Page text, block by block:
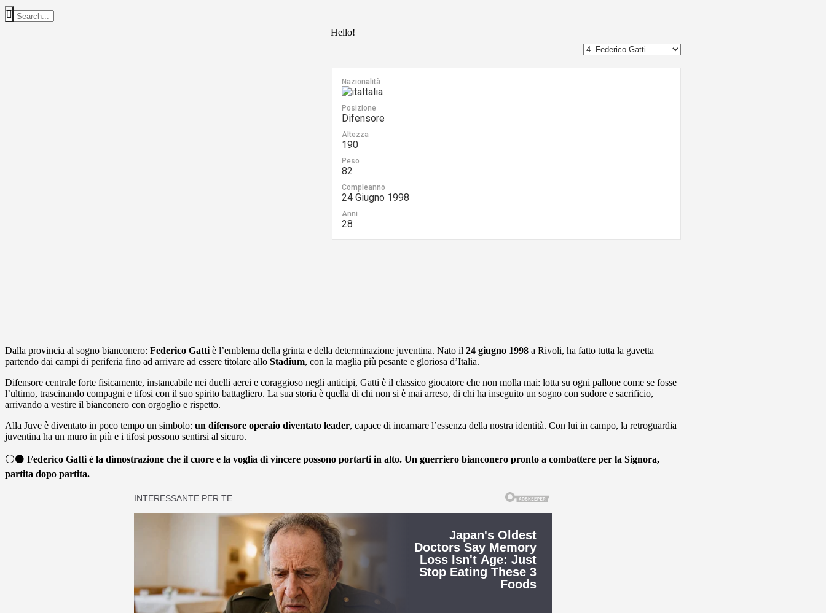
Hello!
Nazionalità
Italia
Posizione
Difensore
Altezza
190
Peso
82
Compleanno
24 Giugno 1998
Anni
28
Dalla provincia al sogno bianconero: Federico Gatti è l’emblema della grinta e della determinazione juventina. Nato il 24 giugno 1998 a Rivoli, ha fatto tutta la gavetta
partendo dai campi di periferia fino ad arrivare ad essere titolare allo Stadium, con la maglia più pesante e gloriosa d’Italia.
Difensore centrale forte fisicamente, instancabile nei duelli aerei e coraggioso negli anticipi, Gatti è il classico giocatore che non molla mai: lotta su ogni pallone come se fosse
l’ultimo, trascinando compagni e tifosi con il suo spirito battagliero. La sua storia è quella di chi non si è mai arreso, di chi ha inseguito un sogno con sudore e sacrificio,
arrivando a vestire il bianconero con orgoglio e rispetto.
Alla Juve è diventato in poco tempo un simbolo: un difensore operaio diventato leader, capace di incarnare l’essenza della nostra identità. Con lui in campo, la retroguardia
juventina ha un muro in più e i tifosi possono sentirsi al sicuro.
⚪⚫ Federico Gatti è la dimostrazione che il cuore e la voglia di vincere possono portarti in alto. Un guerriero bianconero pronto a combattere per la Signora,
partita dopo partita.